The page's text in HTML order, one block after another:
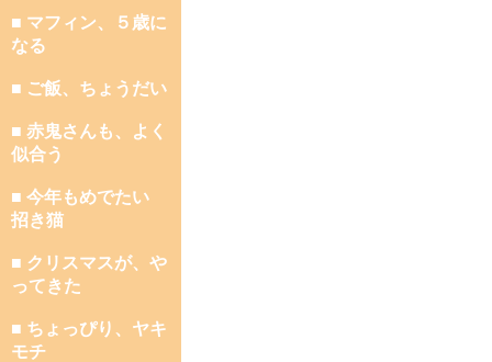
■ マフィン、５歳に
なる
■ ご飯、ちょうだい
■ 赤鬼さんも、よく
似合う
■ 今年もめでたい
招き猫
■ クリスマスが、や
ってきた
■ ちょっぴり、ヤキ
モチ